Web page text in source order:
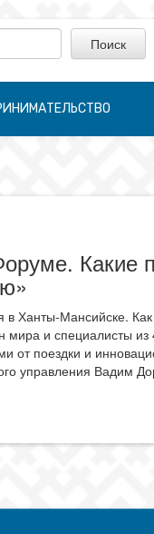
Какие
Ханты-Мансийске. Как
мира и специалисты
поездки и
управления Вадим